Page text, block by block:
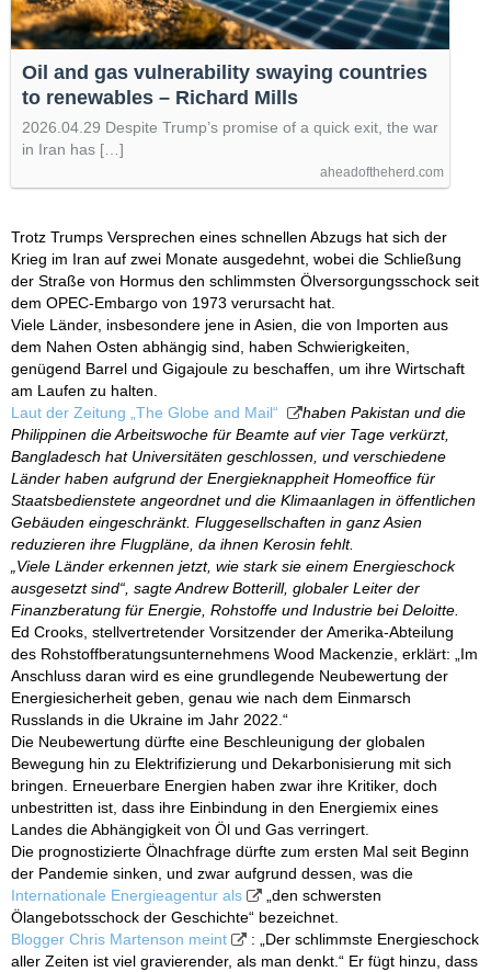
Oil and gas vulnerability swaying countries
to renewables – Richard Mills
2026.04.29 Despite Trump’s promise of a quick exit, the war
in Iran has […]
aheadoftheherd.com
Trotz Trumps Versprechen eines schnellen Abzugs hat sich der
Krieg im Iran auf zwei Monate ausgedehnt, wobei die Schließung
der Straße von Hormus den schlimmsten Ölversorgungsschock seit
dem OPEC-Embargo von 1973 verursacht hat.
Viele Länder, insbesondere jene in Asien, die von Importen aus
dem Nahen Osten abhängig sind, haben Schwierigkeiten,
genügend Barrel und Gigajoule zu beschaffen, um ihre Wirtschaft
am Laufen zu halten.
Laut der Zeitung „The Globe and Mail“
haben Pakistan und die
Philippinen die Arbeitswoche für Beamte auf vier Tage verkürzt,
Bangladesch hat Universitäten geschlossen, und verschiedene
Länder haben aufgrund der Energieknappheit Homeoffice für
Staatsbedienstete angeordnet und die Klimaanlagen in öffentlichen
Gebäuden eingeschränkt. Fluggesellschaften in ganz Asien
reduzieren ihre Flugpläne, da ihnen Kerosin fehlt.
„Viele Länder erkennen jetzt, wie stark sie einem Energieschock
ausgesetzt sind“, sagte Andrew Botterill, globaler Leiter der
Finanzberatung für Energie, Rohstoffe und Industrie bei Deloitte.
Ed Crooks, stellvertretender Vorsitzender der Amerika-Abteilung
des Rohstoffberatungsunternehmens Wood Mackenzie, erklärt: „Im
Anschluss daran wird es eine grundlegende Neubewertung der
Energiesicherheit geben, genau wie nach dem Einmarsch
Russlands in die Ukraine im Jahr 2022.“
Die Neubewertung dürfte eine Beschleunigung der globalen
Bewegung hin zu Elektrifizierung und Dekarbonisierung mit sich
bringen. Erneuerbare Energien haben zwar ihre Kritiker, doch
unbestritten ist, dass ihre Einbindung in den Energiemix eines
Landes die Abhängigkeit von Öl und Gas verringert.
Die prognostizierte Ölnachfrage dürfte zum ersten Mal seit Beginn
der Pandemie sinken, und zwar aufgrund dessen, was die
Internationale Energieagentur als
„den schwersten
Ölangebotsschock der Geschichte“ bezeichnet.
Blogger Chris Martenson meint
: „Der schlimmste Energieschock
aller Zeiten ist viel gravierender, als man denkt.“ Er fügt hinzu, dass